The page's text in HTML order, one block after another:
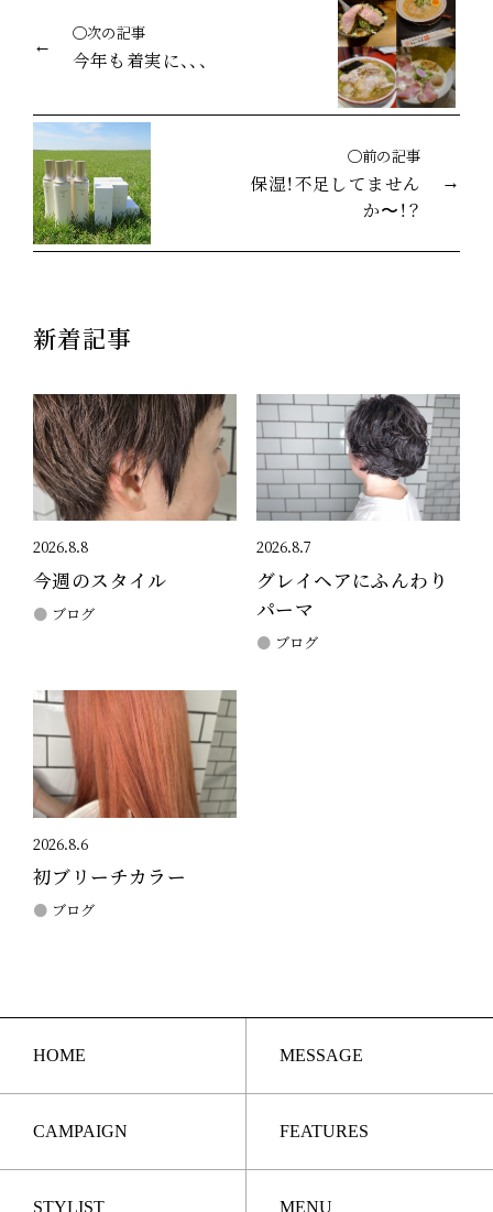
◯次の記事
今年も着実に、、、
◯前の記事
保湿！不足してません
か〜！？
新着記事
2026.8.8
今週のスタイル
ブログ
2026.8.7
グレイヘアにふんわり
パーマ
ブログ
2026.8.6
初ブリーチカラー
ブログ
HOME MESSAGE
CAMPAIGN FEATURES
STYLIST MENU